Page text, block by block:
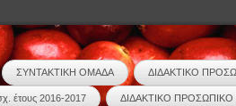
ΣΥΝΤΑΚΤΙΚΗ ΟΜΑΔΑ ΔΙΔΑΚΤΙΚΟ
έτους 2016-2017 ΔΙΔΑΚΤΙΚΟ ΠΡΟΣΩΠΙΚΟ